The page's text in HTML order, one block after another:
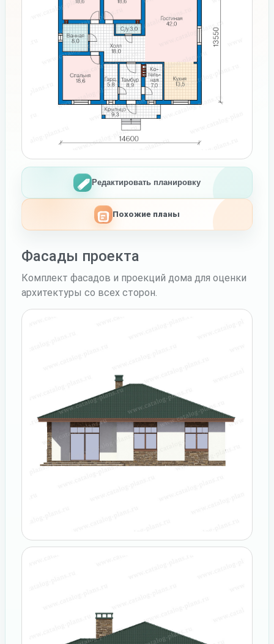
Редактировать планировку
Похожие планы
Фасады проекта
Комплект фасадов и проекций дома для оценки
архитектуры со всех сторон.